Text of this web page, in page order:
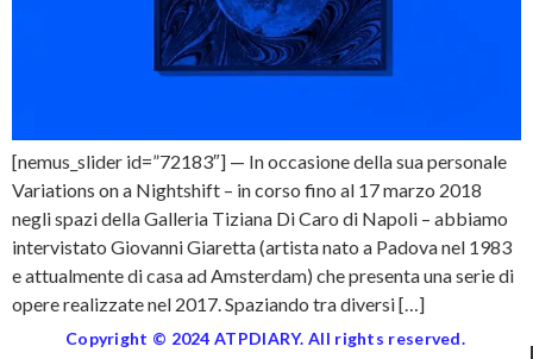
[nemus_slider id=”72183″] — In occasione della sua personale
Variations on a Nightshift – in corso fino al 17 marzo 2018
negli spazi della Galleria Tiziana Di Caro di Napoli – abbiamo
intervistato Giovanni Giaretta (artista nato a Padova nel 1983
e attualmente di casa ad Amsterdam) che presenta una serie di
opere realizzate nel 2017. Spaziando tra diversi […]
Copyright © 2024 ATPDIARY. All rights reserved.